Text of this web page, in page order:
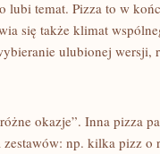
temat. Pizza to w
się także klimat
ulubionej wersji,
okazje”. Inna pizza
np. kilka pizz o